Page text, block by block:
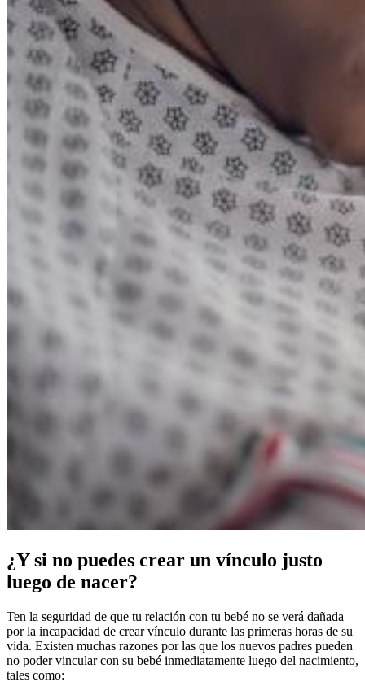
¿Y si no puedes crear un vínculo justo
luego de nacer?
Ten la seguridad de que tu relación con tu bebé no se verá dañada
por la incapacidad de crear vínculo durante las primeras horas de su
vida. Existen muchas razones por las que los nuevos padres pueden
no poder vincular con su bebé inmediatamente luego del nacimiento,
tales como: